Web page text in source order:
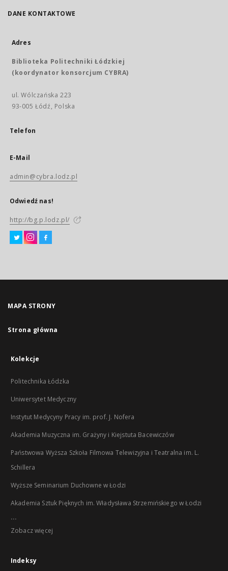
DANE KONTAKTOWE
Adres
Biblioteka Politechniki Łódzkiej
(koordynator konsorcjum CYBRA)
ul. Wólczańska 223
93-005 Łódź, Polska
Telefon
E-Mail
admin@cybra.lodz.pl
Odwiedź nas!
http://bg.p.lodz.pl/
MAPA STRONY
Strona główna
Kolekcje
Politechnika Łódzka
Uniwersytet Medyczny
Instytut Medycyny Pracy im. prof. J. Nofera
Akademia Muzyczna im. Grażyny i Kiejstuta Bacewiczów
Państwowa Wyższa Szkoła Filmowa Telewizyjna i Teatralna im. L.
Schillera
Wyższe Seminarium Duchowne w Łodzi
Akademia Sztuk Pięknych im. Władysława Strzemińskiego w Łodzi
...
Zobacz więcej
Indeksy